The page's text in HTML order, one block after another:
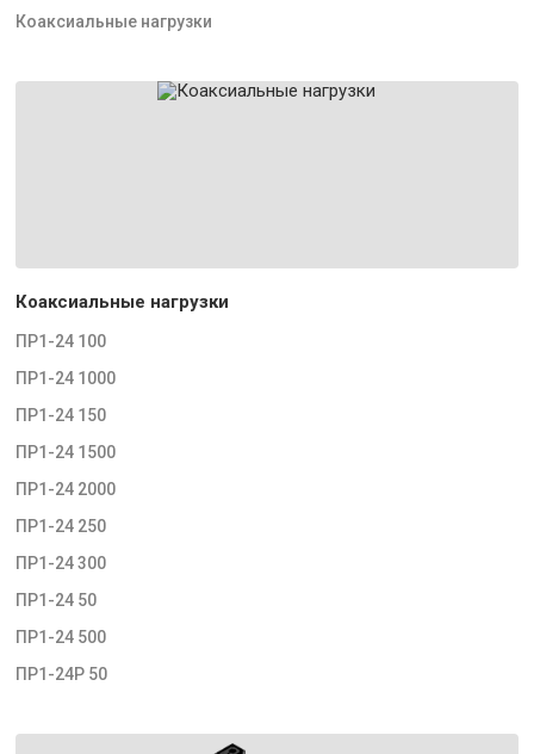
Коаксиальные нагрузки
Коаксиальные нагрузки
ПР1-24 100
ПР1-24 1000
ПР1-24 150
ПР1-24 1500
ПР1-24 2000
ПР1-24 250
ПР1-24 300
ПР1-24 50
ПР1-24 500
ПР1-24Р 50